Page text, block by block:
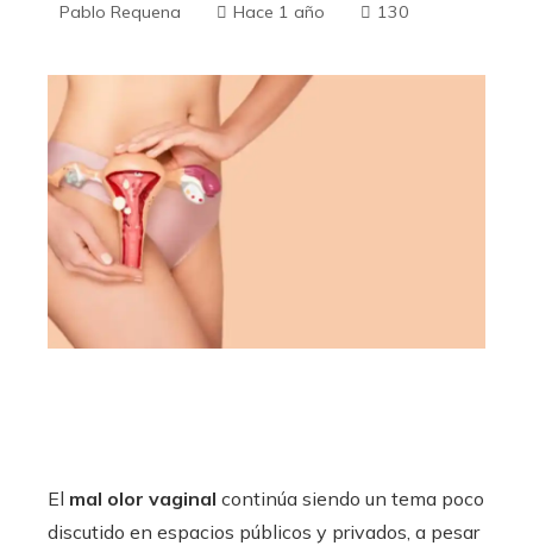
Pablo Requena Hace 1 año 130
El mal olor vaginal continúa siendo un tema poco
discutido en espacios públicos y privados, a pesar